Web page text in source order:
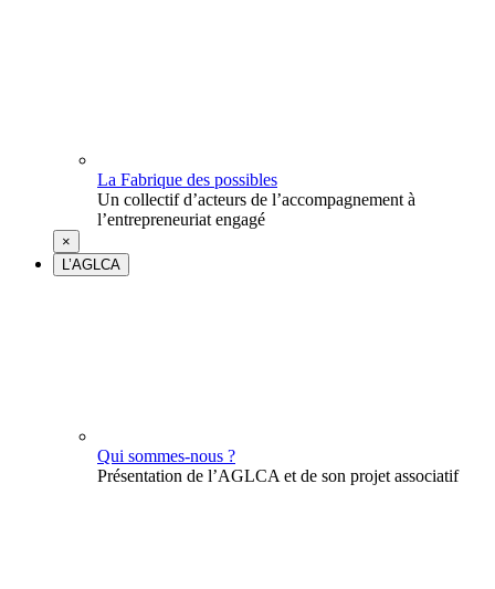
La Fabrique des possibles
Un collectif d’acteurs de l’accompagnement à
l’entrepreneuriat engagé
×
L’AGLCA
Qui sommes-nous ?
Présentation de l’AGLCA et de son projet associatif